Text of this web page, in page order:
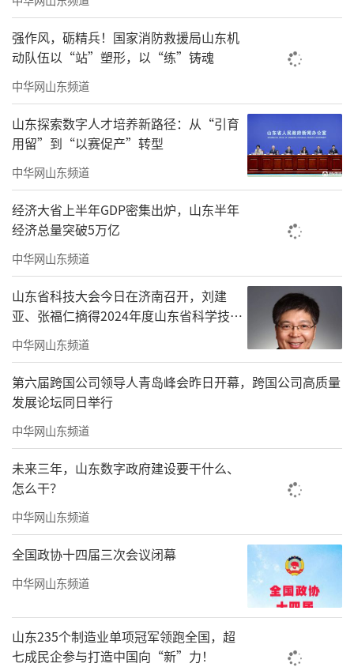
强作风，砺精兵！国家消防救援局山东机
动队伍以“站”塑形，以“练”铸魂
中华网山东频道
山东探索数字人才培养新路径：从“引育
用留”到“以赛促产”转型
中华网山东频道
经济大省上半年GDP密集出炉，山东半年
经济总量突破5万亿
中华网山东频道
山东省科技大会今日在济南召开，刘建
亚、张福仁摘得2024年度山东省科学技术
奖最高奖！
中华网山东频道
第六届跨国公司领导人青岛峰会昨日开幕，跨国公司高质量
发展论坛同日举行
中华网山东频道
未来三年，山东数字政府建设要干什么、
怎么干？
中华网山东频道
全国政协十四届三次会议闭幕
中华网山东频道
山东235个制造业单项冠军领跑全国，超
七成民企参与打造中国向“新”力！